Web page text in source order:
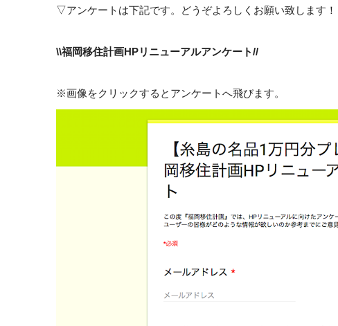
▽アンケートは下記です。どうぞよろしくお願い致します！
\\福岡移住計画HPリニューアルアンケート//
※画像をクリックするとアンケートへ飛びます。